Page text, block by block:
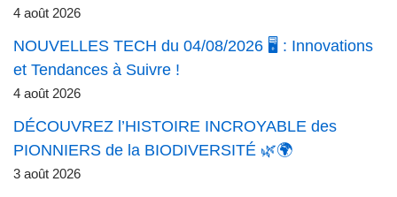
4 août 2026
NOUVELLES TECH du 04/08/2026 🖥️ : Innovations
et Tendances à Suivre !
4 août 2026
DÉCOUVREZ l’HISTOIRE INCROYABLE des
PIONNIERS de la BIODIVERSITÉ 🌿🌍
3 août 2026